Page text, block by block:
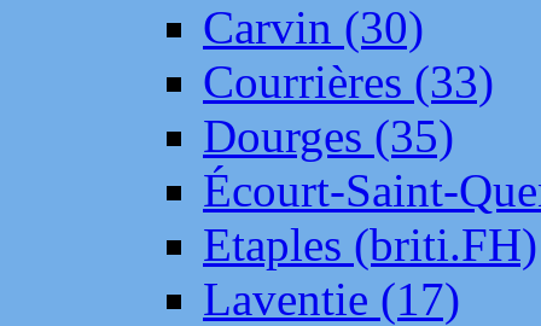
Carvin (30)
Courrières (33)
Dourges (35)
Écourt-Saint-
Etaples (briti.FH)
Laventie (17)